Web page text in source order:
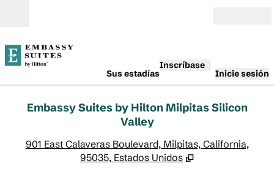
Sus estadías
Inscríbase
Inicie sesión
Embassy Suites by Hilton Milpitas Silicon
Valley
901 East Calaveras Boulevard, Milpitas, California,
95035, Estados Unidos